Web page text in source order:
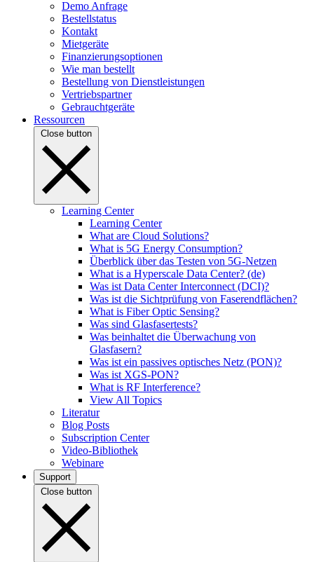
Demo Anfrage
Bestellstatus
Kontakt
Mietgeräte
Finanzierungsoptionen
Wie man bestellt
Bestellung von Dienstleistungen
Vertriebspartner
Gebrauchtgeräte
Ressourcen
Close button
Learning Center
Learning Center
What are Cloud Solutions?
What is 5G Energy Consumption?
Überblick über das Testen von 5G-Netzen
What is a Hyperscale Data Center? (de)
Was ist Data Center Interconnect (DCI)?
Was ist die Sichtprüfung von Faserendflächen?
What is Fiber Optic Sensing?
Was sind Glasfasertests?
Was beinhaltet die Überwachung von
Glasfasern?
Was ist ein passives optisches Netz (PON)?
Was ist XGS-PON?
What is RF Interference?
View All Topics
Literatur
Blog Posts
Subscription Center
Video-Bibliothek
Webinare
Support
Close button